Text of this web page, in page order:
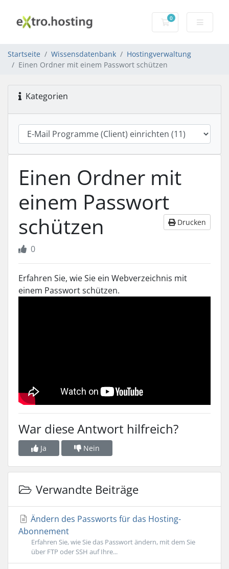
0
Warenkorb
Startseite Wissensdatenbank
Hostingverwaltung
Einen Ordner mit einem Passwort schützen
Kategorien
Einen Ordner mit
einem Passwort
schützen
Drucken
0
Erfahren Sie, wie Sie ein Webverzeichnis mit
einem Passwort schützen.
War diese Antwort hilfreich?
Ja Nein
Verwandte Beiträge
Ändern des Passworts für das Hosting-
Abonnement
Erfahren Sie, wie Sie das Passwort ändern, mit dem Sie
über FTP oder SSH auf Ihre...